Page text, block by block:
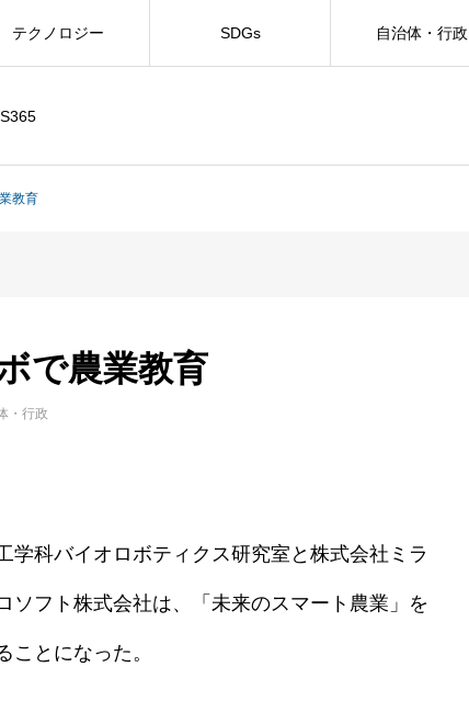
テクノロジー SDGs 自治体・行政
教育
で農業教育
・行政
学科バイオロボティクス研究室と株式会社ミラ
ソフト株式会社は、「未来のスマート農業」を
ことになった。